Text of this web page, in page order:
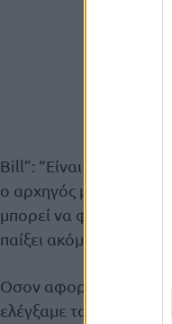
Bill”: “Είναι ένα ακόμη
ο αρχηγός μας, ο
μπορεί να φτάσει και
παίξει ακόμη άλλα
Οσον αφορά το
ελέγξαμε τα ριμπάουντ